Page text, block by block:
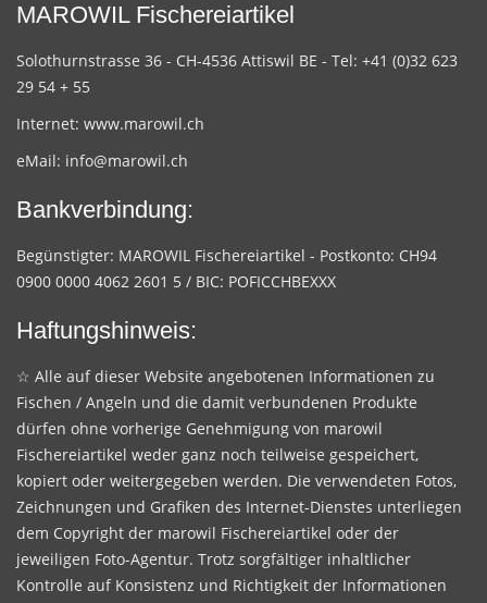
MAROWIL Fischereiartikel
Solothurnstrasse 36 - CH-4536 Attiswil BE - Tel: +41 (0)32 623
29 54 + 55
Internet: www.marowil.ch
eMail: info@marowil.ch
Bankverbindung:
Begünstigter: MAROWIL Fischereiartikel - Postkonto: CH94
0900 0000 4062 2601 5 / BIC: POFICCHBEXXX
Haftungshinweis:
☆ Alle auf dieser Website angebotenen Informationen zu
Fischen / Angeln und die damit verbundenen Produkte
dürfen ohne vorherige Genehmigung von marowil
Fischereiartikel weder ganz noch teilweise gespeichert,
kopiert oder weitergegeben werden. Die verwendeten Fotos,
Zeichnungen und Grafiken des Internet-Dienstes unterliegen
dem Copyright der marowil Fischereiartikel oder der
jeweiligen Foto-Agentur. Trotz sorgfältiger inhaltlicher
Kontrolle auf Konsistenz und Richtigkeit der Informationen